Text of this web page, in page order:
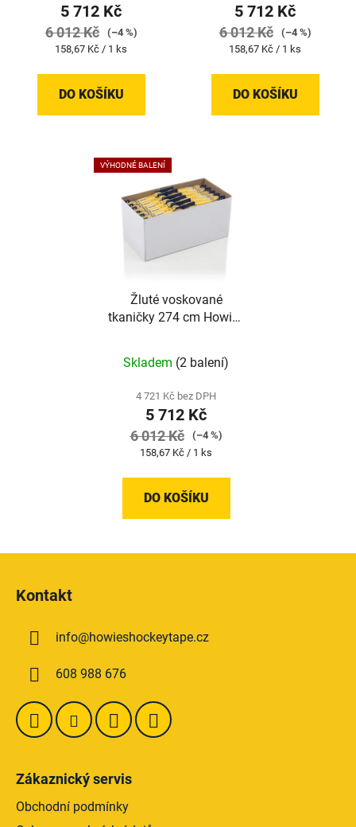
5 712 Kč
6 012 Kč
(–4 %)
Měrná
158,67 Kč / 1 ks
DO KOŠÍKU
5 712 Kč
6 012 Kč
(–4 %)
Měrná
158,67 Kč / 1 ks
DO KOŠÍKU
VÝHODNÉ BALENÍ
Žluté voskované
tkaničky 274 cm Howies
Skladem (2 balení)
4 721 Kč bez DPH
5 712 Kč
6 012 Kč
(–4 %)
Měrná
158,67 Kč / 1 ks
DO KOŠÍKU
Kontakt
info@howieshockeytape.cz
608 988 676
Zákaznický servis
Obchodní podmínky